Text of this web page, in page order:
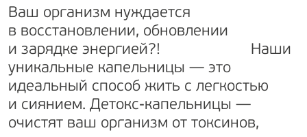
Ваш организм нуждается
в восстановлении, обновлении
и зарядке энергией?! Наши
уникальные капельницы — это
идеальный способ жить с легкостью
и сиянием. Детокс-капельницы —
очистят ваш организм от токсинов,